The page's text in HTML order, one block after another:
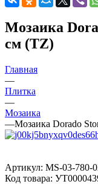
Мозаика
см (TZ)
Главная
—
Плитка
—
Мозаика
—Мозаика Dorado
Артикул: MS-03-780-
Код товара: